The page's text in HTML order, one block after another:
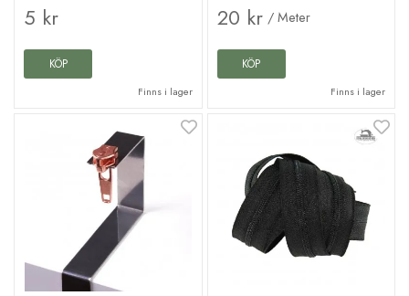
5 kr
KÖP
Finns i lager
20 kr / Meter
KÖP
Finns i lager